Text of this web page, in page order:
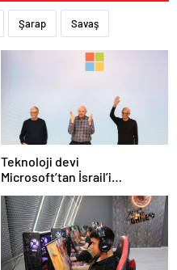
Şarap Savaş
Teknoloji devi
Microsoft’tan İsrail’i
sevindirecek haber